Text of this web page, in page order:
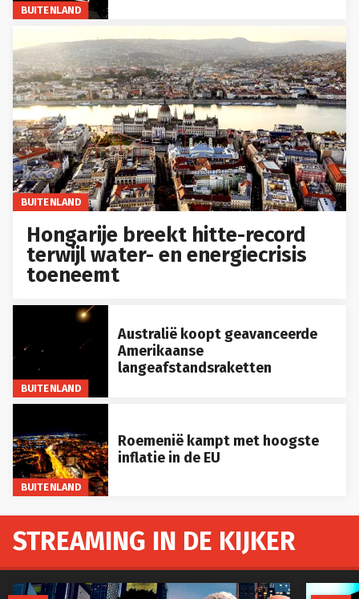
BUITENLAND
BUITENLAND
Hongarije breekt hitte-record
terwijl water- en energiecrisis
toeneemt
BUITENLAND
Australië koopt geavanceerde
Amerikaanse
langeafstandsraketten
BUITENLAND
Roemenië kampt met hoogste
inflatie in de EU
STREAMING IN DE KIJKER